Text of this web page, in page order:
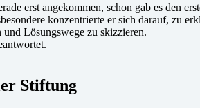
erst angekommen, schon gab es den
konzentrierte er sich darauf, zu
Lösungswege zu skizzieren.
Stiftung